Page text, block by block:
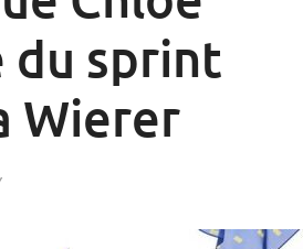
du sprint
Wierer